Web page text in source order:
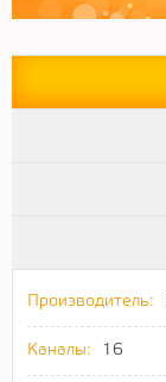
Производитель:
Каналы: 16